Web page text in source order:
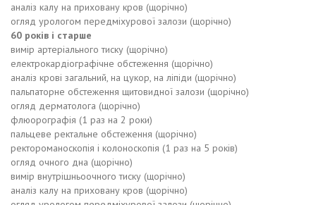
аналіз калу на приховану кров (щорічно)
огляд урологом передміхурової залози (щорічно)
60 років і старше
вимір артеріального тиску (щорічно)
електрокардіографічне обстеження (щорічно)
аналіз крові загальний, на цукор, на ліпіди (щорічно)
пальпаторне обстеження щитовидної залози (щорічно)
огляд дерматолога (щорічно)
флюорографія (1 раз на 2 роки)
пальцеве ректальне обстеження (щорічно)
ректороманоскопія і колоноскопія (1 раз на 5 років)
огляд очного дна (щорічно)
вимір внутрішньоочного тиску (щорічно)
аналіз калу на приховану кров (щорічно)